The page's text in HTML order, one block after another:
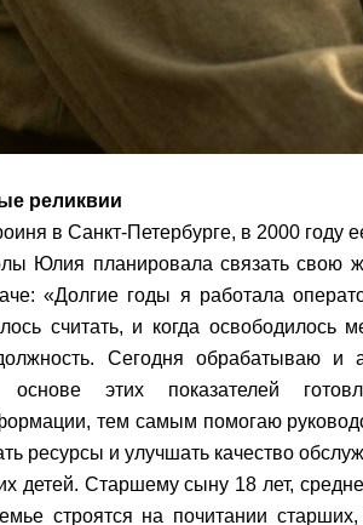
реликвии
в Санкт-Петербурге, в 2000 году
Юлия планировала связать свою
«Долгие годы я работала
считать, и когда освободилось
Сегодня обрабатываю и
этих показателей
тем самым помогаю
ресурсы и улучшать качество
детей. Старшему сыну 18 лет,
строятся на почитании